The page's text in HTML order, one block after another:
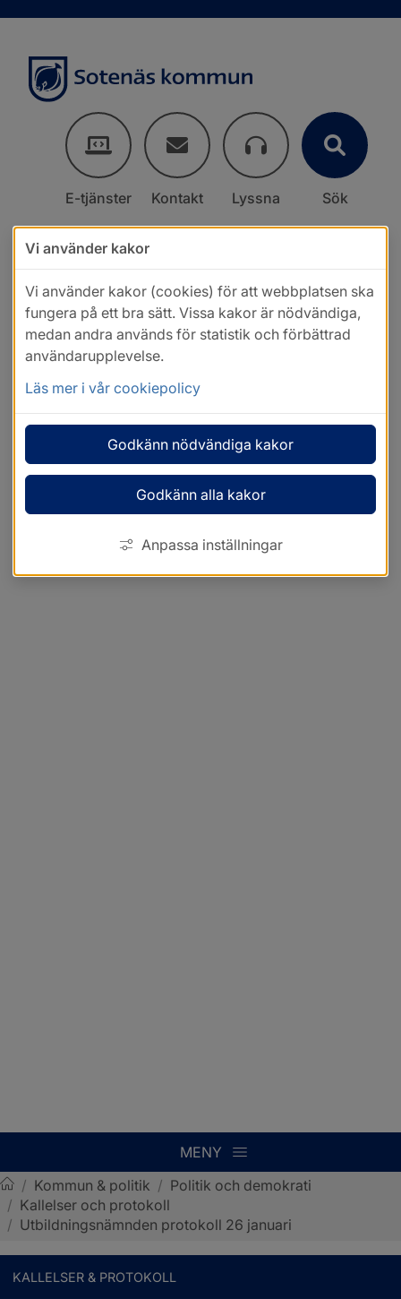
E-tjänster Kontakt Lyssna Sök
MENY
Sotenäs kommun
/ Kommun & politik / Politik och demokrati
/ Kallelser och protokoll
/ Utbildningsnämnden protokoll 26 januari
KALLELSER & PROTOKOLL
Vi använder kakor
Vi använder kakor (cookies) för att webbplatsen ska
fungera på ett bra sätt. Vissa kakor är nödvändiga,
medan andra används för statistik och förbättrad
användarupplevelse.
Läs mer i vår cookiepolicy
Godkänn nödvändiga kakor
Godkänn alla kakor
Anpassa inställningar